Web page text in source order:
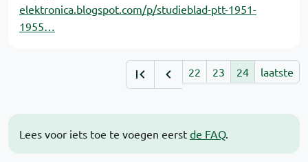
Lees voor iets toe te voegen eerst de FAQ.
elektronica.blogspot.com/p/studieblad-ptt-1951-
1955…
22 23 24 laatste